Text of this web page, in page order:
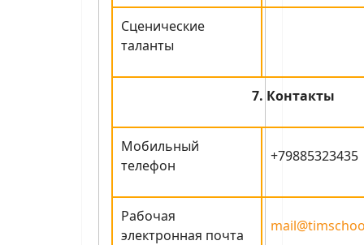
Сценические
таланты
7. Контакты
Мобильный
телефон
+79885323435
Рабочая
электронная почта